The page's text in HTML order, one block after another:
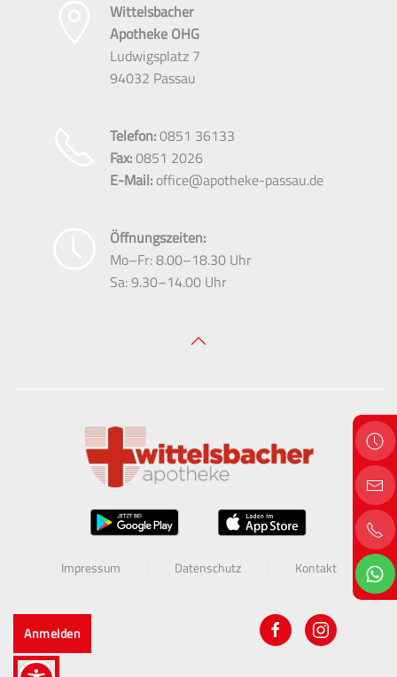
Wittelsbacher
Apo­theke OHG
Ludwigsplatz 7
94032 Passau
Telefon:­0851 36133
Fax:­0851 2026
E-Mail: office@apotheke-passau.de
Öffnungszeiten:
Mo–Fr: 8.00–18.30 Uhr
Sa: 9.30–14.00 Uhr
Impressum Datenschutz Kontakt
Anmelden